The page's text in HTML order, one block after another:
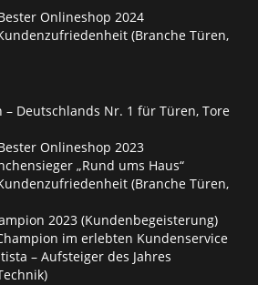
Onlineshop 2024
(Branche Türen,
– Deutschlands Nr. 1 für Türen, Tore
Onlineshop 2023
„Rund ums Haus“
(Branche Türen,
2023 (Kundenbegeisterung)
im erlebten Kundenservice
– Aufsteiger des Jahres